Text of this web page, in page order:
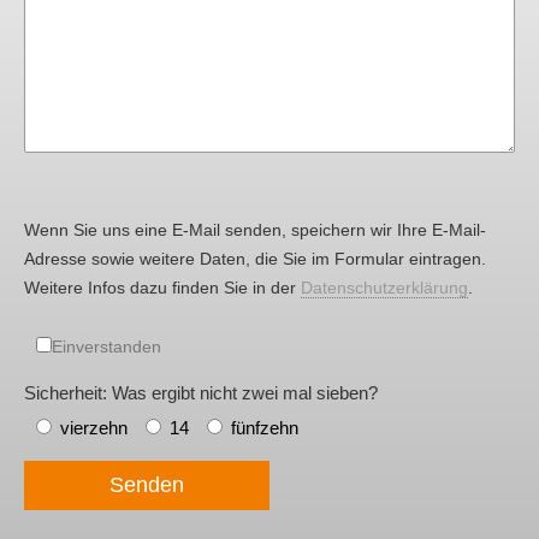
Wenn Sie uns eine E-Mail senden, speichern wir Ihre E-Mail-
Adresse sowie weitere Daten, die Sie im Formular eintragen.
Weitere Infos dazu finden Sie in der Datenschutzerklärung.
Einverstanden
Sicherheit: Was ergibt nicht zwei mal sieben?
vierzehn
14 fünfzehn
Senden